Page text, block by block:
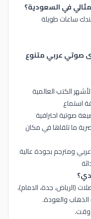
في السعودية؟
ساعات طويلة
صوتي عربي متنوع
ملخص لأشهر الكتب العالمية
صوتية احترافية
ما تلقاها في مكان
ومترجم بجودة عالية
(الرياض، جدة، الدمام)،
والعودة.
وقت.